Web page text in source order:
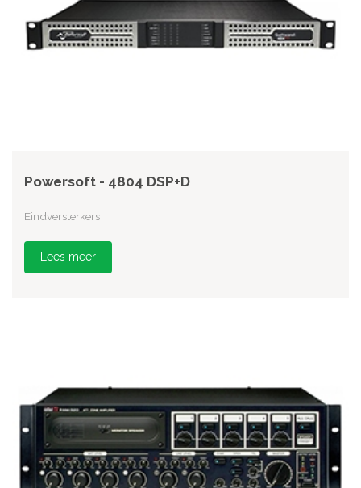
Powersoft - 4804 DSP+D
Eindversterkers
Lees meer